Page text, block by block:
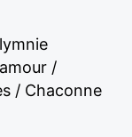
/
/ Chaconne